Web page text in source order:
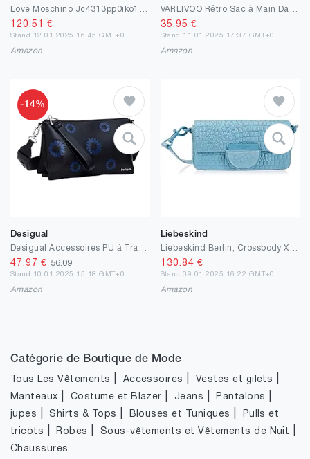
120.51 €
Stand 12.01.2025 16:45 GMT+0
Amazon
35.95 €
Stand 11.01.2025 17:37 GMT+0
Amazon
-14%
Desigual
47.97 €56.09
Stand 10.01.2025 15:18 GMT+0
Amazon
Liebeskind
130.84 €
Stand 09.01.2025 16:22 GMT+0
Amazon
Catégorie de Boutique de Mode
Tous Les Vêtements Accessoires Vestes et gilets
Manteaux Costume et Blazer Jeans Pantalons
jupes |Shirts & Tops Blouses et Tuniques
Pulls et
tricots
Robes Sous-vêtements et Vêtements de Nuit
Chaussures